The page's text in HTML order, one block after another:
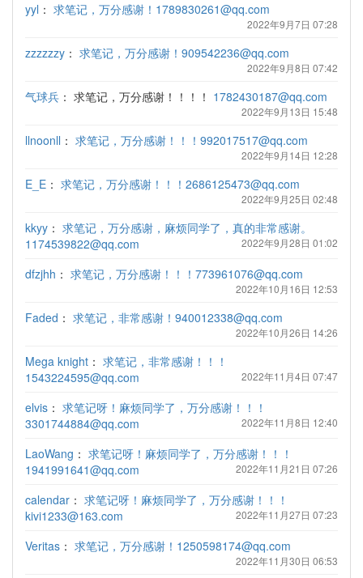
yyl ： 求笔记，万分感谢！1789830261@qq.com
2022年9月7日 07:28
zzzzzzy ： 求笔记，万分感谢！909542236@qq.com
2022年9月8日 07:42
气球兵 ： 求笔记，万分感谢！！！！ 1782430187@qq.com
2022年9月13日 15:48
llnoonll ： 求笔记，万分感谢！！！992017517@qq.com
2022年9月14日 12:28
E_E ： 求笔记，万分感谢！！！2686125473@qq.com
2022年9月25日 02:48
kkyy ： 求笔记，万分感谢，麻烦同学了，真的非常感谢。
1174539822@qq.com
2022年9月28日 01:02
dfzjhh ： 求笔记，万分感谢！！！773961076@qq.com
2022年10月16日 12:53
Faded ： 求笔记，非常感谢！940012338@qq.com
2022年10月26日 14:26
Mega knight ： 求笔记，非常感谢！！！
1543224595@qq.com
2022年11月4日 07:47
elvis ： 求笔记呀！麻烦同学了，万分感谢！！！
3301744884@qq.com
2022年11月8日 12:40
LaoWang ： 求笔记呀！麻烦同学了，万分感谢！！！
1941991641@qq.com
2022年11月21日 07:26
calendar ： 求笔记呀！麻烦同学了，万分感谢！！！
kivi1233@163.com
2022年11月27日 07:23
Veritas ： 求笔记，万分感谢！1250598174@qq.com
2022年11月30日 06:53